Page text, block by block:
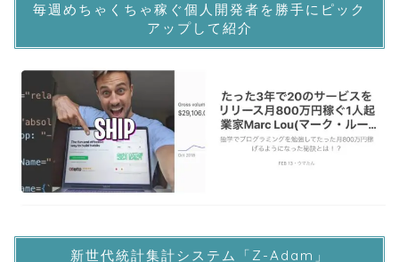
毎週めちゃくちゃ稼ぐ個人開発者を勝手にピック
アップして紹介
新世代統計集計システム「Z-Adam」